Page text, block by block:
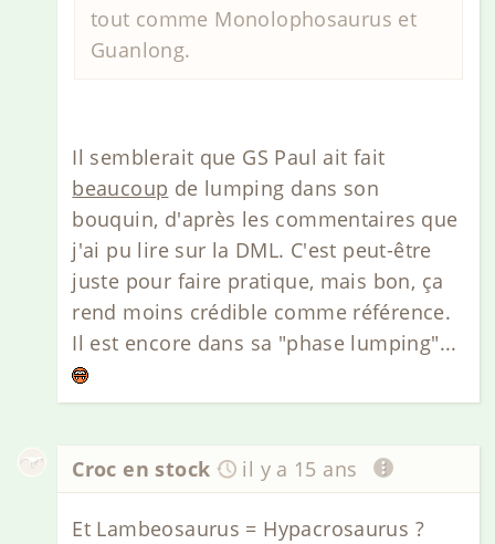
tout comme Monolophosaurus et
Guanlong.
Il semblerait que GS Paul ait fait
beaucoup de lumping dans son
bouquin, d'après les commentaires que
j'ai pu lire sur la DML. C'est peut-être
juste pour faire pratique, mais bon, ça
rend moins crédible comme référence.
Il est encore dans sa "phase lumping"...
Croc en stock il y a 15 ans
Et Lambeosaurus = Hypacrosaurus ?